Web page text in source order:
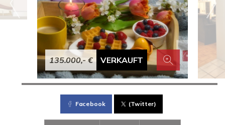
135.000,- € VERKAUFT
Facebook (Twitter)